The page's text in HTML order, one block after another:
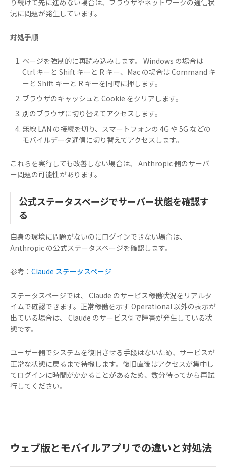
り続けて先に進めない場合は、ブラウザやネットワークの通信状
況に問題が発生しています。
対処手順
ページを強制的に再読み込みします。 Windows の場合は
Ctrl キーと Shift キーと R キー、Mac の場合は Command キ
ーと Shift キーと R キーを同時に押します。
ブラウザのキャッシュと Cookie をクリアします。
別のブラウザに切り替えてアクセスします。
無線 LAN の接続を切り、スマートフォンの 4G や 5G などの
モバイルデータ通信に切り替えてアクセスします。
これらを実行しても改善しない場合は、 Anthropic 側のサーバ
ー問題の可能性があります。
公式ステータスページでサーバー状態を確認す
る
自身の環境に問題がないのにログインできない場合は、
Anthropic の公式ステータスページを確認します。
参考： Claude ステータスページ
ステータスページでは、 Claude のサービス稼働状況をリアルタ
イムで確認できます。正常稼働を示す Operational 以外の表示が
出ている場合は、 Claude のサービス側で障害が発生している状
態です。
ユーザー側でシステムを復旧させる手段はないため、サービスが
正常な状態に戻るまで待機します。復旧直後はアクセスが集中し
てログインに時間がかかることがあるため、数分待ってから再試
行してください。
ウェブ版とモバイルアプリでの違いと対処法